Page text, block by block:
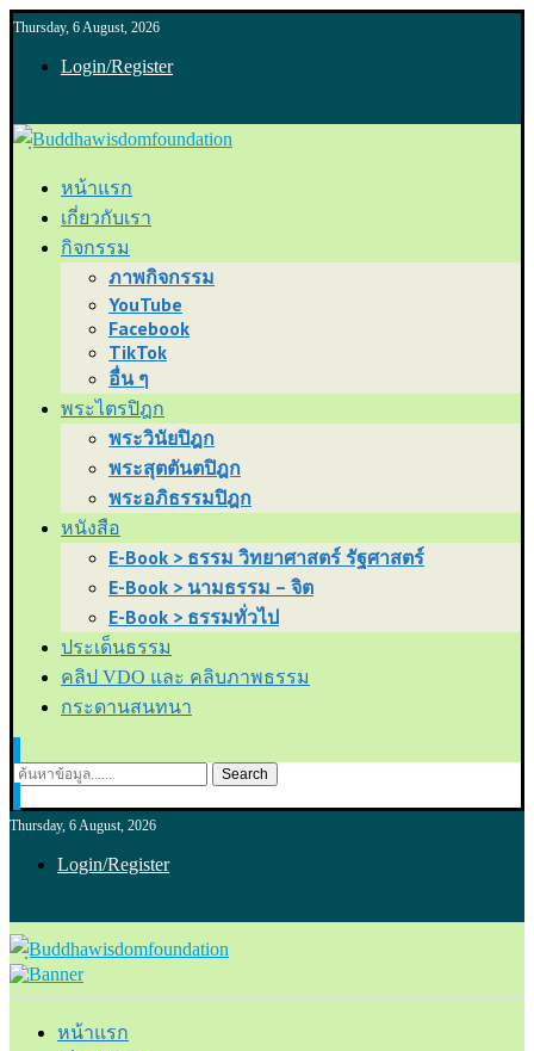
Thursday, 6 August, 2026
Login/Register
หน้าแรก
เกี่ยวกับเรา
กิจกรรม
ภาพกิจกรรม
YouTube
Facebook
TikTok
อื่น ๆ
พระไตรปิฎก
พระวินัยปิฎก
พระสุตตันตปิฎก
พระอภิธรรมปิฎก
หนังสือ
E-Book > ธรรม วิทยาศาสตร์ รัฐศาสตร์
E-Book > นามธรรม – จิต
E-Book > ธรรมทั่วไป
ประเด็นธรรม
คลิป VDO และ คลิบภาพธรรม
กระดานสนทนา
Search
Thursday, 6 August, 2026
Login/Register
หน้าแรก